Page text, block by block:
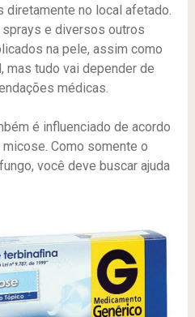
diretamente no local afetado.
e diversos outros
na pele, assim como
mas tudo vai depender de
médicas.
é influenciado de acordo
Como somente o
você deve buscar ajuda